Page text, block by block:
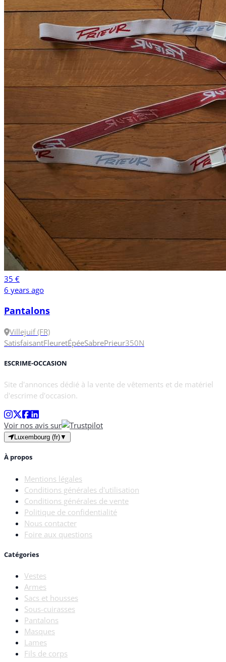
35 €
6 years ago
Pantalons
Villejuif (FR)
SatisfaisantFleuretÉpéeSabrePrieur350N
ESCRIME-OCCASION
Site d'annonces dédié à la vente de vêtements et de matériel
d'escrime d'occasion.
Voir nos avis sur
Luxembourg (fr)▼
À propos
Mentions légales
Conditions générales d'utilisation
Conditions générales de vente
Politique de confidentialité
Nous contacter
Foire aux questions
Catégories
Vestes
Armes
Sacs et housses
Sous-cuirasses
Pantalons
Masques
Lames
Fils de corps